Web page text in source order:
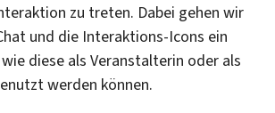
zu treten. Dabei gehen wir
und die Interaktions-Icons ein
diese als Veranstalterin oder als
werden können.